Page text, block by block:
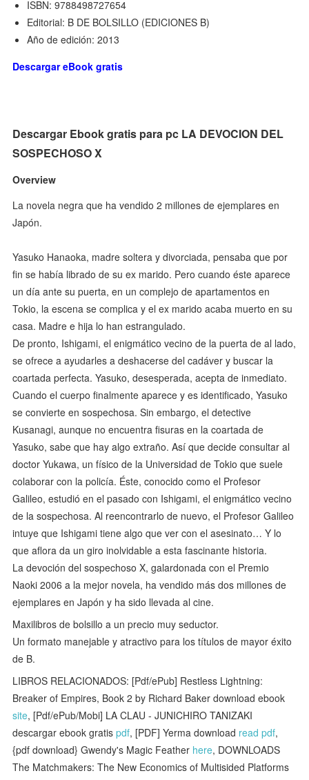
ISBN: 9788498727654
Editorial: B DE BOLSILLO (EDICIONES B)
Año de edición: 2013
Descargar eBook gratis
Descargar Ebook gratis para pc LA DEVOCION DEL
SOSPECHOSO X
Overview
La novela negra que ha vendido 2 millones de ejemplares en
Japón.
Yasuko Hanaoka, madre soltera y divorciada, pensaba que por
fin se había librado de su ex marido. Pero cuando éste aparece
un día ante su puerta, en un complejo de apartamentos en
Tokio, la escena se complica y el ex marido acaba muerto en su
casa. Madre e hija lo han estrangulado.
De pronto, Ishigami, el enigmático vecino de la puerta de al lado,
se ofrece a ayudarles a deshacerse del cadáver y buscar la
coartada perfecta. Yasuko, desesperada, acepta de inmediato.
Cuando el cuerpo finalmente aparece y es identificado, Yasuko
se convierte en sospechosa. Sin embargo, el detective
Kusanagi, aunque no encuentra fisuras en la coartada de
Yasuko, sabe que hay algo extraño. Así que decide consultar al
doctor Yukawa, un físico de la Universidad de Tokio que suele
colaborar con la policía. Éste, conocido como el Profesor
Galileo, estudió en el pasado con Ishigami, el enigmático vecino
de la sospechosa. Al reencontrarlo de nuevo, el Profesor Galileo
intuye que Ishigami tiene algo que ver con el asesinato… Y lo
que aflora da un giro inolvidable a esta fascinante historia.
La devoción del sospechoso X, galardonada con el Premio
Naoki 2006 a la mejor novela, ha vendido más dos millones de
ejemplares en Japón y ha sido llevada al cine.
Maxilibros de bolsillo a un precio muy seductor.
Un formato manejable y atractivo para los títulos de mayor éxito
de B.
LIBROS RELACIONADOS: [Pdf/ePub] Restless Lightning:
Breaker of Empires, Book 2 by Richard Baker download ebook
site, [Pdf/ePub/Mobi] LA CLAU - JUNICHIRO TANIZAKI
descargar ebook gratispdf, [PDF] Yerma download read pdf,
{pdf download} Gwendy's Magic Feather here, DOWNLOADS
The Matchmakers: The New Economics of Multisided Platforms